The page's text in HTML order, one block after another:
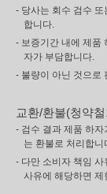
- 당사는 회수 검수
합니다.
- 보증기간 내에 제품
자가 부담합니다.
- 불량이 아닌 것으로
교환/환불(청약
- 검수 결과 제품 하
는 환불로 처리합니
- 다만 소비자 책임
사유에 해당하면